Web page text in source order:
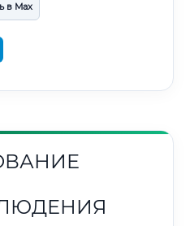
в Max